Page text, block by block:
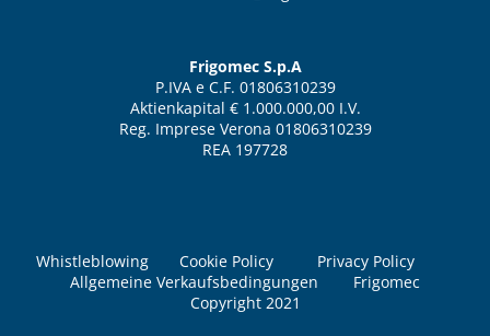
Frigomec S.p.A
P.IVA e C.F. 01806310239
Aktienkapital € 1.000.000,00 I.V.
Reg. Imprese Verona 01806310239
REA 197728
Whistleblowing Cookie Policy
Privacy Policy
Allgemeine Verkaufsbedingungen Frigomec
Copyright 2021